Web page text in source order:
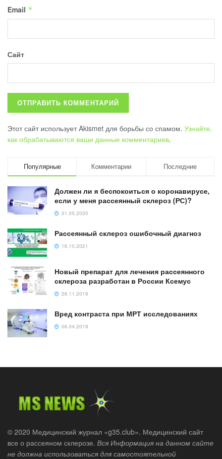
Email *
Сайт
Этот сайт использует Akismet для борьбы со спамом. Узнайте,
как обрабатываются ваши данные комментариев.
Популярные Комментарии Последние
Должен ли я беспокоиться о коронавирусе,
если у меня рассеянный склероз (РС)?
31.05.2020
Рассеянный склероз ошибочный диагноз
16.10.2021
Новый препарат для лечения рассеянного
склероза разработан в России Ксемус
26.11.2019
Вред контраста при МРТ исследованиях
06.04.2019
© 2020 Медицинский журнал «g35.club». Медицинский сайт
все о рассеяном склерозе. Вся Информация на данном сайте
не должна использоваться для самостоятельной